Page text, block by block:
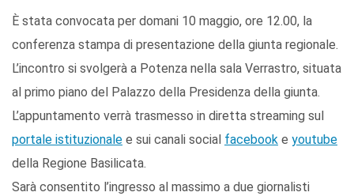
È stata convocata per domani 10 maggio, ore 12.00, la
conferenza stampa di presentazione della giunta regionale.
L’incontro si svolgerà a Potenza nella sala Verrastro, situata
al primo piano del Palazzo della Presidenza della giunta.
L’appuntamento verrà trasmesso in diretta streaming sul
portale istituzionale e sui canali social facebook e youtube
della Regione Basilicata.
Sarà consentito l’ingresso al massimo a due giornalisti